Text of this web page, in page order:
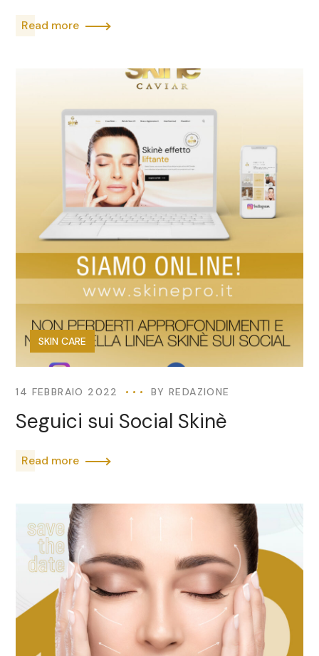
Read more
SKIN CARE
14 FEBBRAIO 2022 BYREDAZIONE
Seguici sui Social Skinè
Read more